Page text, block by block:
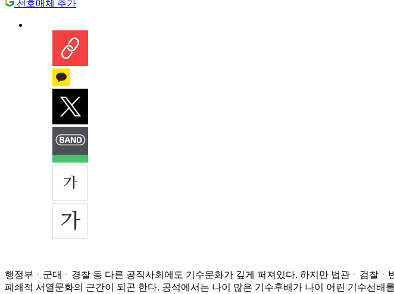
선호매체 추가
행정부ㆍ군대ㆍ경찰 등 다른 공직사회에도 기수문화가 깊게 퍼져있다. 하지만 법관ㆍ검찰
폐쇄적 서열문화의 근간이 되곤 한다. 공석에서는 나이 많은 기수후배가 나이 어린 기수선배